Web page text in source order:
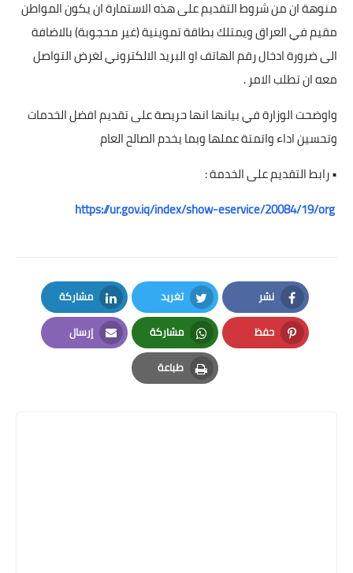
منوهة ان من شروط التقديم على هذه الاستمارة ان يكون المواطن
مقيم في العراق ويمتلك بطاقة تموينية (غير محجوبة) بالاضافة
الى ضرورة ادخال رقم الهاتف او البريد الالكتروني لغرض التواصل
معه ان تطلب الامر .
واوضحت الوزارة في بيانها انها حريصة على تقديم افضل الخدمات
وتحسين اداء واتمتة عملها وبما يخدم الصالح العام
• رابط التقديم على الخدمة :
https://ur.gov.iq/index/show-eservice/20084/19/org
نشر
Facebook
تغريد
Twitter
مشاركة
LinkedIn
حفظ
Pinterest
مشاركة
Whatsapp
إرسال
Email
طباعة
Print